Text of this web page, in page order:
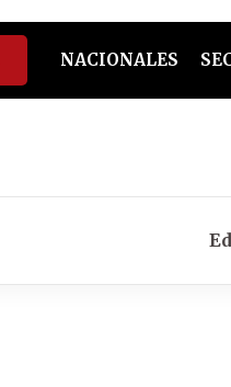
NACIONALES